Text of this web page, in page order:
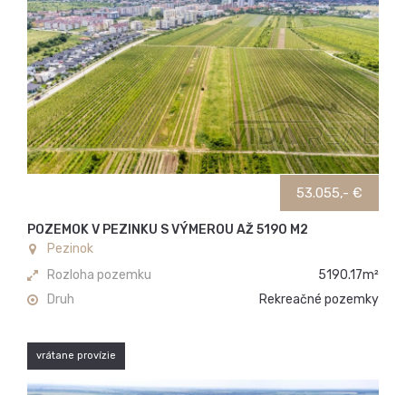
53.055,- €
POZEMOK V PEZINKU S VÝMEROU AŽ 5190 M2
Pezinok
5190.17m²
Rozloha pozemku
Rekreačné pozemky
Druh
vrátane provízie